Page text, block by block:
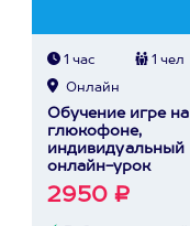
1 час 1 чел
Онлайн
Обучение игре на
глюкофоне,
индивидуальный
онлайн-урок
2950 ₽